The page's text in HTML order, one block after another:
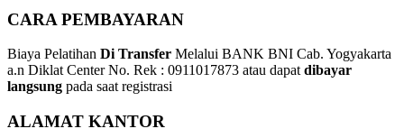
CARA PEMBAYARAN
Biaya Pelatihan Di Transfer Melalui BANK BNI Cab. Yogyakarta
a.n Diklat Center No. Rek : 0911017873 atau dapatdibayar
langsung pada saat registrasi
ALAMAT KANTOR